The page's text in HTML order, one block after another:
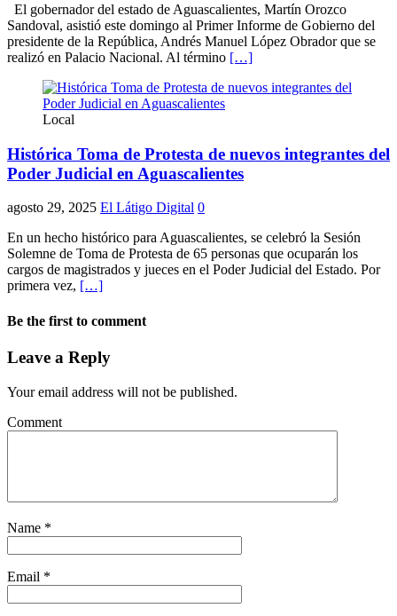
El gobernador del estado de Aguascalientes, Martín Orozco
Sandoval, asistió este domingo al Primer Informe de Gobierno del
presidente de la República, Andrés Manuel López Obrador que se
realizó en Palacio Nacional. Al término […]
Local
Histórica Toma de Protesta de nuevos integrantes del
Poder Judicial en Aguascalientes
agosto 29, 2025 El Látigo Digital 0
En un hecho histórico para Aguascalientes, se celebró la Sesión
Solemne de Toma de Protesta de 65 personas que ocuparán los
cargos de magistrados y jueces en el Poder Judicial del Estado. Por
primera vez, […]
Be the first to comment
Leave a Reply
Your email address will not be published.
Comment
Name *
Email *